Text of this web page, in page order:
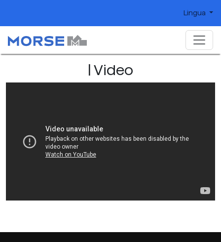
Lingua
| Video